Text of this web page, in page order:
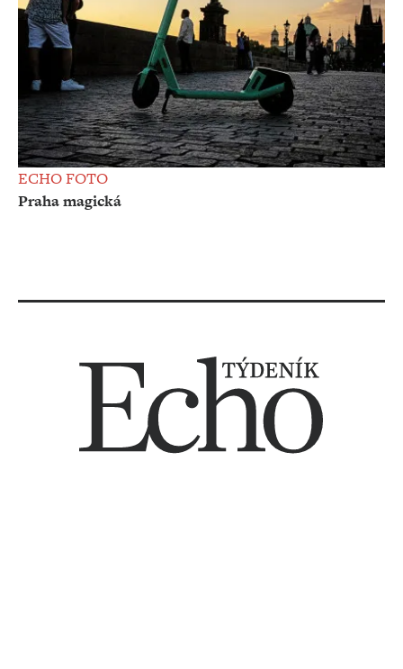
ECHO FOTO
Praha magická